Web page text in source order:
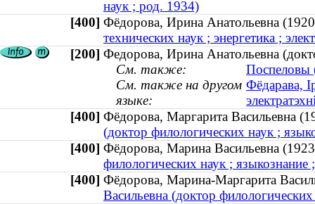
наук ; род. 1934)
[400] Фёдорова, Ирина Анатольевна
технических наук ; энергетика ;
[200] Федорова, Ирина Анатольевна
См. также:
Поспеловы
См. также на другом
языке:
Фёдарава,
[400] Фёдорова, Маргарита
(доктор филологических наук ;
[400] Фёдорова, Марина Васильевна
филологических наук ;
[400] Фёдорова, Марина-Маргарита
Васильевна (доктор